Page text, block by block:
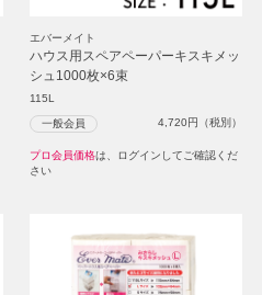
エバーメイト
ハウス用スペアペーパーキスキメッ
シュ1000枚×6束
115L
一般会員 4,720円（税別）
プロ会員価格は、ログインしてご確認くだ
さい